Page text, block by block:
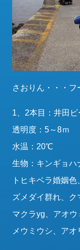
さおりん・・・フ
1、2本目：井田ビ
透明度：5～8ｍ
水温：20℃
生物：キンギョハ
トヒキベラ婚姻
ズメダイ群れ、
マクラyg、アオウ
メウミウシ、ア